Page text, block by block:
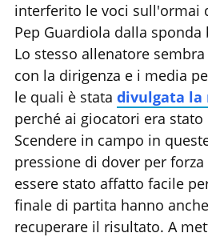
interferito le voci sull'ormai
Pep Guardiola dalla
Lo stesso allenatore
con la dirigenza e i media
le quali è stata divulgata la
perché ai giocatori era
Scendere in campo in
pressione di dover per
essere stato affatto facile
finale di partita hanno
recuperare il risultato. A